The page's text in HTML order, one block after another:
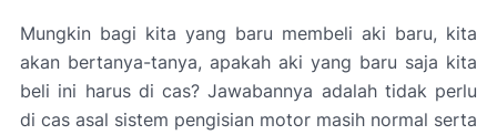
Mungkin bagi kita yang baru membeli aki baru, kita
akan bertanya-tanya, apakah aki yang baru saja kita
beli ini harus di cas? Jawabannya adalah tidak perlu
di cas asal sistem pengisian motor masih normal serta